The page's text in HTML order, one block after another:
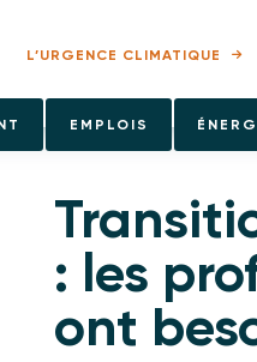
L’URGENCE CLIMATIQUE
EMPLOIS
: les
ont